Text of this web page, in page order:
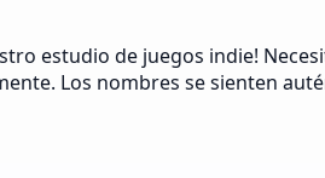
estudio de juegos indie!
Los nombres se sienten